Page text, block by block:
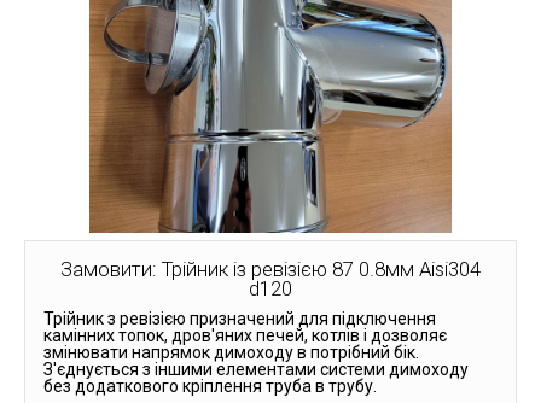
Замовити: Трійник із ревізією 87 0.8мм Aisi304
d120
Трійник з ревізією призначений для підключення
камінних топок, дров'яних печей, котлів і дозволяє
змінювати напрямок димоходу в потрібний бік.
З'єднується з іншими елементами системи димоходу
без додаткового кріплення труба в трубу.